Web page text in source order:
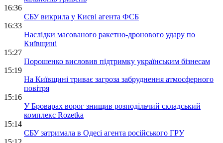
16:36
СБУ викрила у Києві агента ФСБ
16:33
Наслідки масованого ракетно-дронового удару по
Київщині
15:27
Порошенко висловив підтримку українським бізнесам
15:19
На Київщині триває загроза забруднення атмосферного
повітря
15:16
У Броварах ворог знищив розподільчий складський
комплекс Rozetka
15:14
СБУ затримала в Одесі агента російського ГРУ